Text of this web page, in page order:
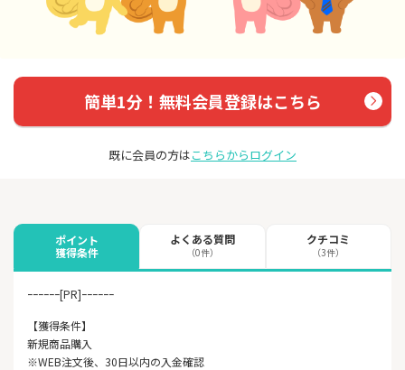
簡単1分！無料会員登録はこちら
既に会員の方はこちらからログイン
ポイント
獲得条件
よくある質問
（0件）
クチコミ
（3件）
ｰｰｰｰｰｰ[PR]ｰｰｰｰｰｰ
【獲得条件】
新規商品購入
※WEB注文後、30日以内の入金確認